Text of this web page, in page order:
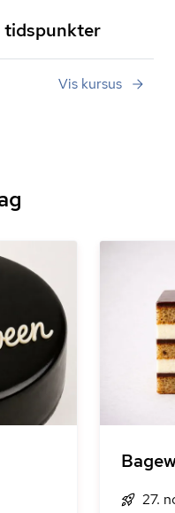
tidspunkter
Vis kursus
27.